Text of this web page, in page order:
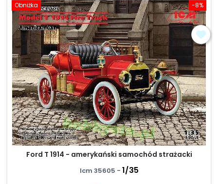
-8%
Obniżka
Ford T 1914 - amerykański samochód strażacki
Icm 35605 - 1/35